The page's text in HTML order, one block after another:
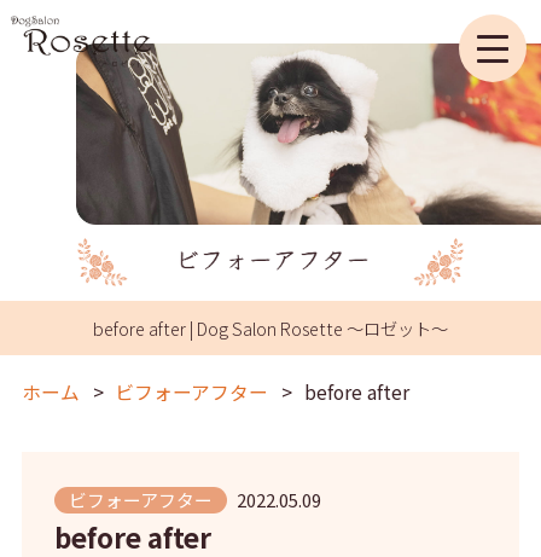
before after | Dog Salon Rosette ～ロゼット～
ホーム ビフォーアフター before after
ビフォーアフター 2022.05.09
before after